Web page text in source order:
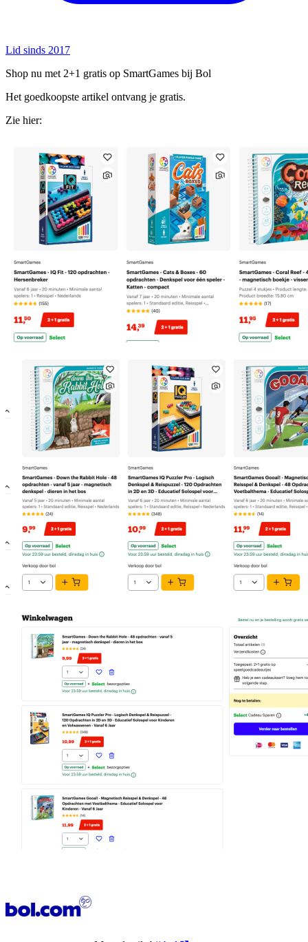
Lid sinds 2017
Shop nu met 2+1 gratis op SmartGames bij Bol
Het goedkoopste artikel ontvang je gratis.
Zie hier: